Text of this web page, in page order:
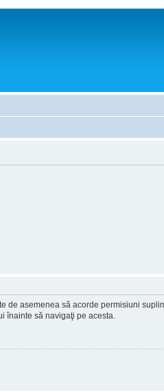
de asemenea să acorde permisiuni
înainte să navigaţi pe acesta.